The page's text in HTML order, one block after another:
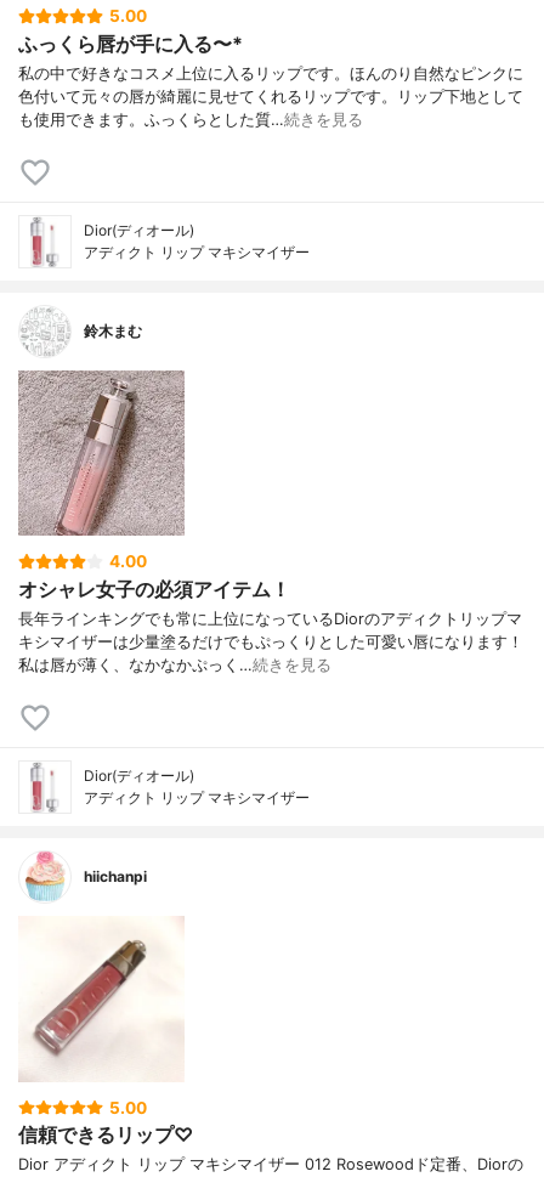
5.00
ふっくら唇が手に入る〜*
私の中で好きなコスメ上位に入るリップです。ほんのり自然なピンクに
色付いて元々の唇が綺麗に見せてくれるリップです。リップ下地として
も使用できます。ふっくらとした質…続きを見る
Dior(ディオール)
アディクト リップ マキシマイザー
鈴木まむ
4.00
オシャレ女子の必須アイテム！
長年ラインキングでも常に上位になっているDiorのアディクトリップマ
キシマイザーは少量塗るだけでもぷっくりとした可愛い唇になります！
私は唇が薄く、なかなかぷっく…続きを見る
Dior(ディオール)
アディクト リップ マキシマイザー
hiichanpi
5.00
信頼できるリップ♡
Dior アディクト リップ マキシマイザー 012 Rosewoodド定番、Diorの